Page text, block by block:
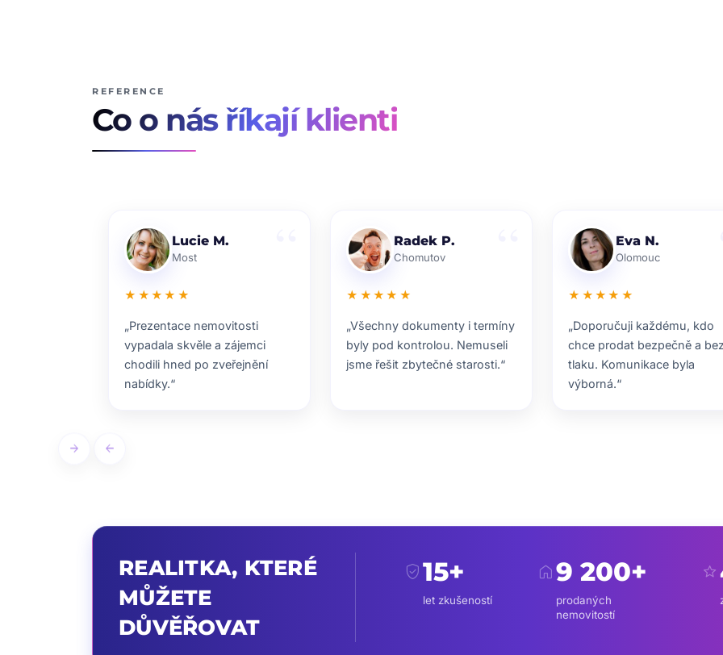
REFERENCE
Co o nás říkají klienti
Lucie M.
Most
★★★★★
„Prezentace nemovitosti
vypadala skvěle a zájemci
chodili hned po zveřejnění
nabídky.“
Radek P.
Chomutov
★★★★★
„Všechny dokumenty i termíny
byly pod kontrolou. Nemuseli
jsme řešit zbytečné starosti.“
Eva N.
Olomouc
★★★★★
„Doporučuji každému, kdo
chce prodat bezpečně a
tlaku. Komunikace byla
výborná.“
arrow_back
arrow_forward
REALITKA, KTERÉ
MŮŽETE
DŮVĚŘOVAT
verified_user15+
let zkušeností
home9 200+
prodaných
nemovitostí
star